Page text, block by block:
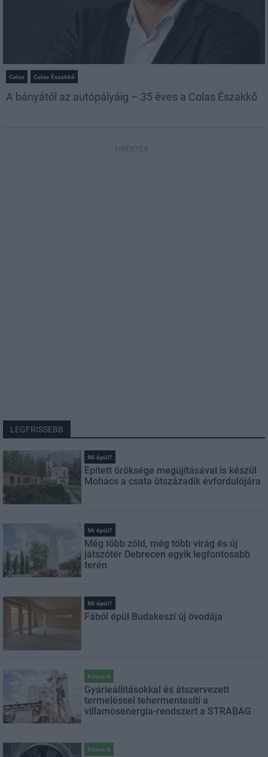
Colas Colas Északkő
A bányától az autópályáig – 35 éves a Colas Északkő
HIRDETÉS
LEGFRISSEBB
Mi épül?
Épített öröksége megújításával is készül
Mohács a csata ötszázadik évfordulójára
Mi épül?
Még több zöld, még több virág és új
játszótér Debrecen egyik legfontosabb
terén
Mi épül?
Fából épül Budakeszi új óvodája
Klíma-X
Gyárleállításokkal és átszervezett
termeléssel tehermentesíti a
villamosenergia-rendszert a STRABAG
Klíma-X